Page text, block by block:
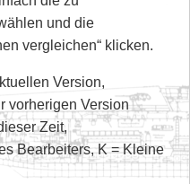
und die
vergleichen“ klicken.
Version,
vorherigen Version
Zeit,
Bearbeiters, K = Kleine